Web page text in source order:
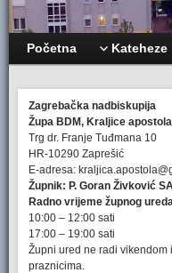
Početna Kateheze
Zagrebačka nadbiskupija
Župa BDM, Kraljice apostola
Trg dr. Franje Tuđmana 10
HR-10290 Zaprešić
E-adresa:
Župnik: P. Goran Živković
Radno vrijeme župnog
10:00 – 12:00 sati
17:00 – 19:00 sati
Župni ured ne radi vikendom
praznicima.